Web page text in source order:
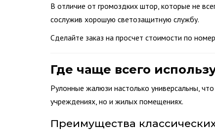
В отличие от громоздких штор, которые не
сослужив хорошую светозащитную службу.
Сделайте заказ на просчет стоимости по
Где чаще всего
Рулонные жалюзи настолько универсальны,
учреждениях, но и жилых помещениях.
Преимущества